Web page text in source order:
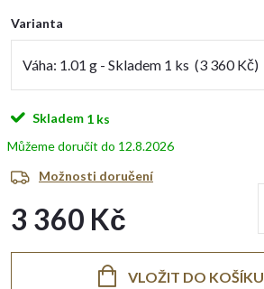
Varianta
Skladem 1 ks
12.8.2026
Možnosti doručení
3 360 Kč
VLOŽIT DO KOŠÍKU